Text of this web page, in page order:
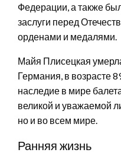
Федерации, а также
заслуги перед
орденами и медалями.
Майя Плисецкая
Германия, в возрасте
наследие в мире
великой и уважаемой
но и во всем мире.
Ранняя жизнь